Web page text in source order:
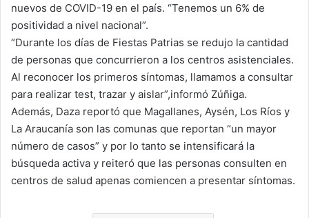
nuevos de COVID-19 en el país. “Tenemos un 6% de
positividad a nivel nacional”.
“Durante los días de Fiestas Patrias se redujo la cantidad
de personas que concurrieron a los centros asistenciales.
Al reconocer los primeros síntomas, llamamos a consultar
para realizar test, trazar y aislar”,informó Zúñiga.
Además, Daza reportó que Magallanes, Aysén, Los Ríos y
La Araucanía son las comunas que reportan “un mayor
número de casos” y por lo tanto se intensificará la
búsqueda activa y reiteró que las personas consulten en
centros de salud apenas comiencen a presentar síntomas.